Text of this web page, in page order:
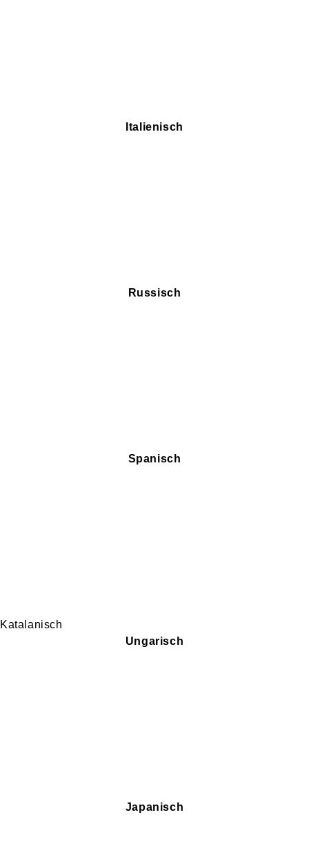
Italienisch
Russisch
Spanisch
Katalanisch
Ungarisch
Japanisch